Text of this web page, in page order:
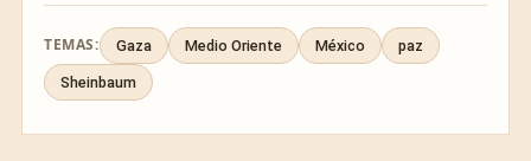
TEMAS: Gaza Medio Oriente México paz
Sheinbaum